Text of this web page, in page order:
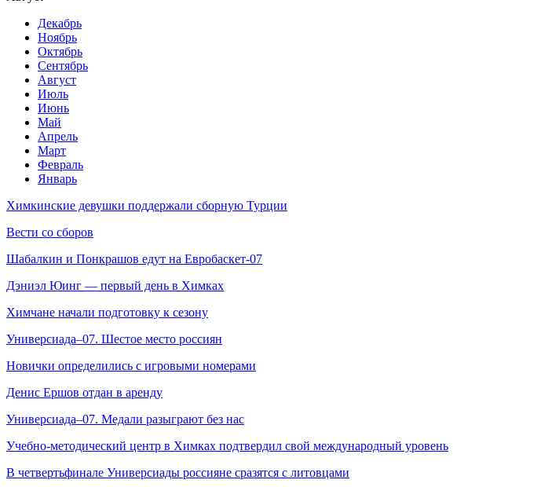
Декабрь
Ноябрь
Октябрь
Сентябрь
Август
Июль
Июнь
Май
Апрель
Март
Февраль
Январь
Химкинские девушки поддержали сборную Турции
Вести со сборов
Шабалкин и Понкрашов едут на Евробаскет-07
Дэниэл Юинг — первый день в Химках
Химчане начали подготовку к сезону
Универсиада–07. Шестое место россиян
Новички определились с игровыми номерами
Денис Ершов отдан в аренду
Универсиада–07. Медали разыграют без нас
Учебно-методический центр в Химках подтвердил свой международный уровень
В четвертьфинале Универсиады россияне сразятся с литовцами